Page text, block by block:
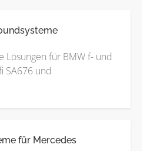
Lösungen für BMW f- und
SA676 und
für Mercedes